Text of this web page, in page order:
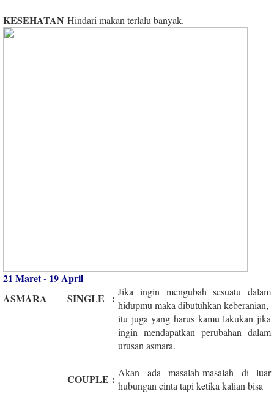
KESEHATAN Hindari makan terlalu banyak.
21 Maret - 19 April
ASMARA
SINGLE : Jika ingin mengubah sesuatu dalam
hidupmu maka dibutuhkan keberanian,
itu juga yang harus kamu lakukan jika
ingin mendapatkan perubahan dalam
urusan asmara.
COUPLE : Akan ada masalah-masalah di luar
hubungan cinta tapi ketika kalian bisa